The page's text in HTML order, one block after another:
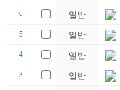
6 일반
5 일반
4 일반
3 일반